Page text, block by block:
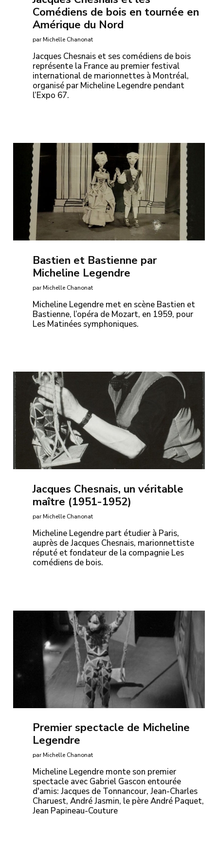
Comédiens de bois en tournée en
Amérique du Nord
par Michelle Chanonat
Jacques Chesnais et ses comédiens de bois
représente la France au premier festival
international de marionnettes à Montréal,
organisé par Micheline Legendre pendant
l’Expo 67.
Bastien et Bastienne par
Micheline Legendre
par Michelle Chanonat
Micheline Legendre met en scène Bastien et
Bastienne, l’opéra de Mozart, en 1959, pour
Les Matinées symphoniques.
Jacques Chesnais, un véritable
maître (1951-1952)
par Michelle Chanonat
Micheline Legendre part étudier à Paris,
auprès de Jacques Chesnais, marionnettiste
réputé et fondateur de la compagnie Les
comédiens de bois.
Premier spectacle de Micheline
Legendre
par Michelle Chanonat
Micheline Legendre monte son premier
spectacle avec Gabriel Gascon entourée
d'amis: Jacques de Tonnancour, Jean-Charles
Charuest, André Jasmin, le père André Paquet,
Jean Papineau-Couture